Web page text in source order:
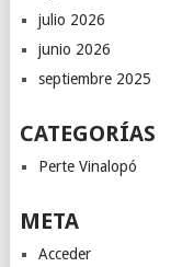
julio 2026
junio 2026
septiembre 2025
CATEGORÍAS
Perte Vinalopó
META
Acceder